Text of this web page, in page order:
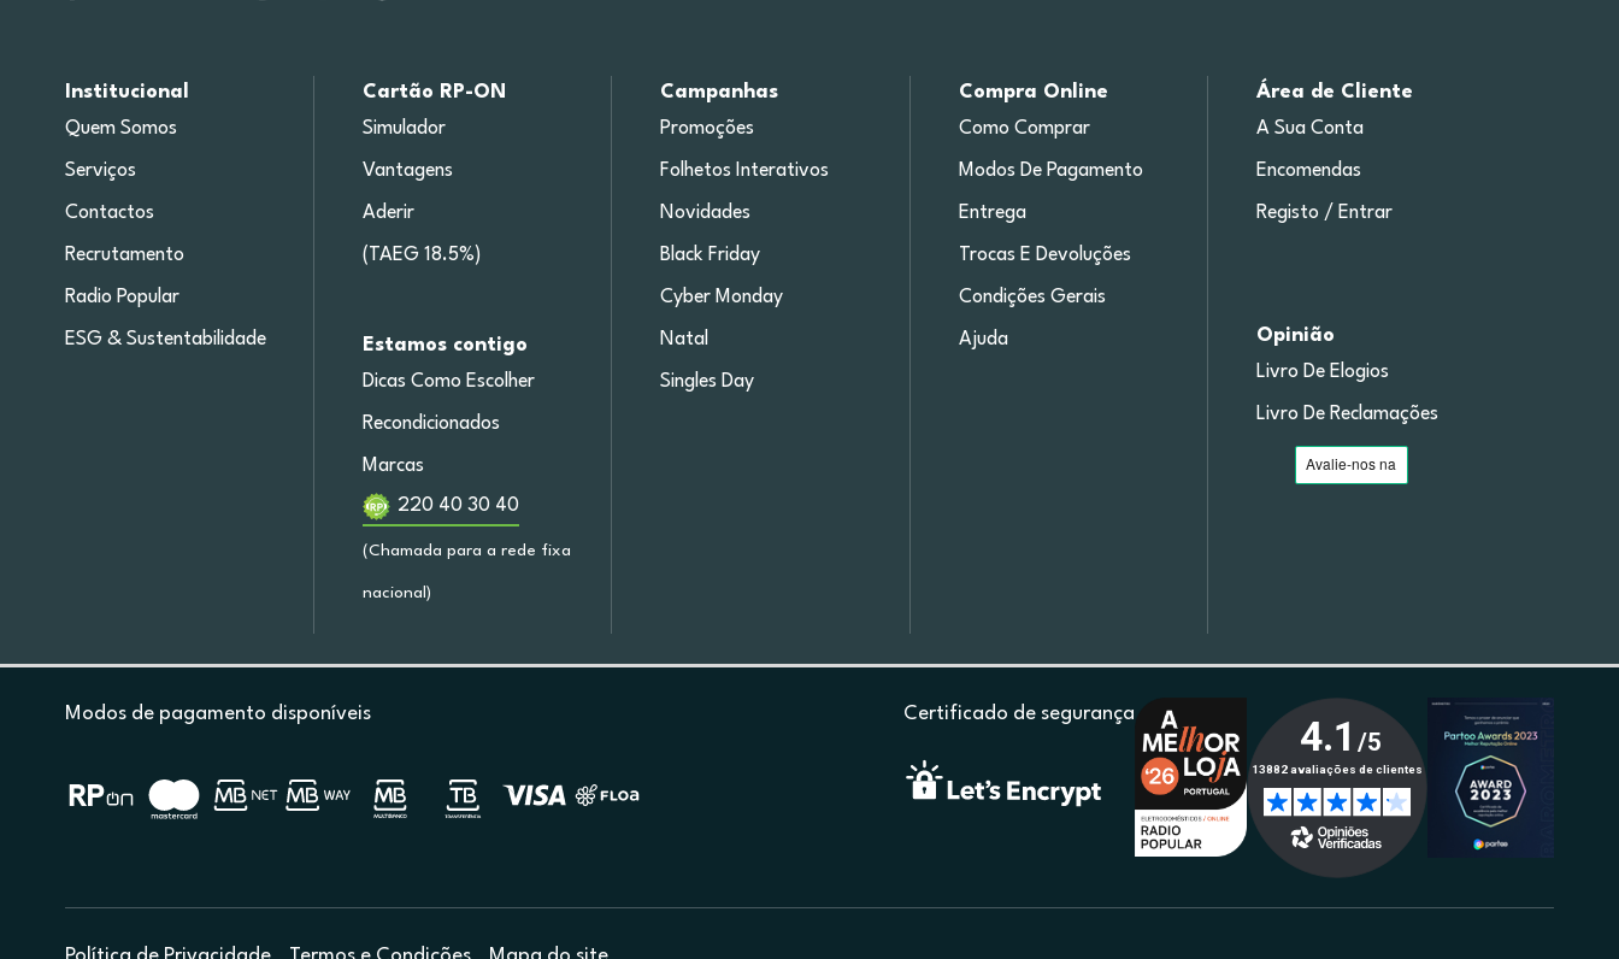
Institucional
Quem Somos
Serviços
Contactos
Recrutamento
Radio Popular
ESG & Sustentabilidade
Cartão RP-ON
Simulador
Vantagens
Aderir
(TAEG 18.5%)
Estamos contigo
Dicas Como Escolher
Recondicionados
Marcas
220 40 30 40
(Chamada para a rede fixa
nacional)
Campanhas
Promoções
Folhetos Interativos
Novidades
Black Friday
Cyber Monday
Natal
Singles Day
Compra Online
Como Comprar
Modos De Pagamento
Entrega
Trocas E Devoluções
Condições Gerais
Ajuda
Área de Cliente
A Sua Conta
Encomendas
Registo / Entrar
Opinião
Livro De Elogios
Livro De Reclamações
Modos de pagamento disponíveis Certificado de segurança